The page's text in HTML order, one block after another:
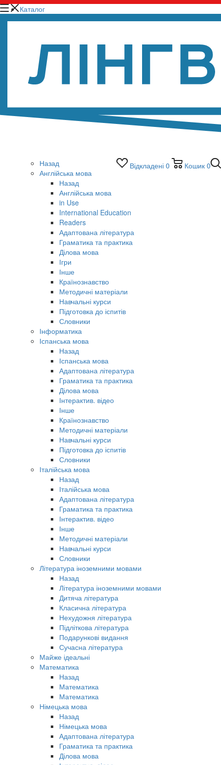
Відкладені 0 Кошик 0
Каталог
Назад
Англійська мова
Назад
Англійська мова
in Use
International Education
Readers
Адаптована література
Граматика та практика
Ділова мова
Ігри
Інше
Країнознавство
Методичні матеріали
Навчальні курси
Підготовка до іспитів
Словники
Інформатика
Іспанська мова
Назад
Іспанська мова
Адаптована література
Граматика та практика
Ділова мова
Інтерактив. відео
Інше
Країнознавство
Методичні матеріали
Навчальні курси
Підготовка до іспитів
Словники
Італійська мова
Назад
Італійська мова
Адаптована література
Граматика та практика
Інтерактив. відео
Інше
Методичні матеріали
Навчальні курси
Словники
Література іноземними мовами
Назад
Література іноземними мовами
Дитяча література
Класична література
Нехудожня література
Підліткова література
Подарункові видання
Сучасна література
Майже ідеальні
Математика
Назад
Математика
Математика
Німецька мова
Назад
Німецька мова
Адаптована література
Граматика та практика
Ділова мова